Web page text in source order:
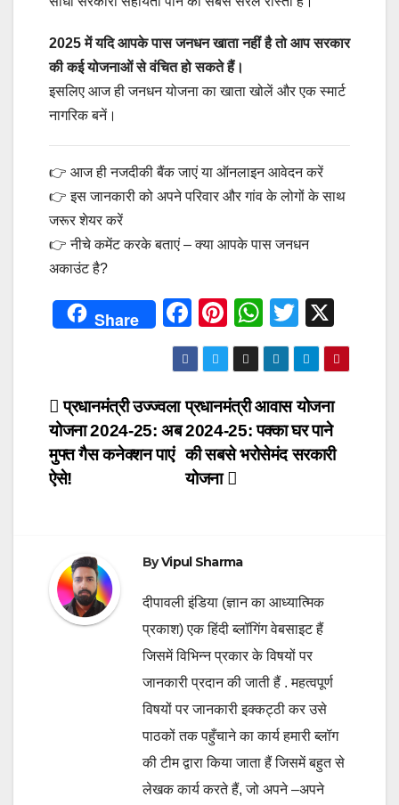
2025 में यदि आपके पास जनधन खाता नहीं है तो आप सरकार
की कई योजनाओं से वंचित हो सकते हैं।
इसलिए आज ही जनधन योजना का खाता खोलें और एक स्मार्ट
नागरिक बनें।
👉 आज ही नजदीकी बैंक जाएं या ऑनलाइन आवेदन करें
👉 इस जानकारी को अपने परिवार और गांव के लोगों के साथ
जरूर शेयर करें
👉 नीचे कमेंट करके बताएं – क्या आपके पास जनधन
अकाउंट है?
Share
F
a
c
e
b
o
o
Pi
nt
er
e
st
W
h
at
s
A
p
T
wi
tt
er
Post
navigation
प्रधानमंत्री आवास योजना
2024-25: पक्का घर पाने
की सबसे भरोसेमंद सरकारी
योजना
प्रधानमंत्री उज्ज्वला
योजना 2024-25: अब
मुफ्त गैस कनेक्शन पाएं
ऐसे!
ByVipul Sharma
दीपावली इंडिया (ज्ञान का आध्यात्मिक
प्रकाश) एक हिंदी ब्लॉगिंग वेबसाइट हैं
जिसमें विभिन्न प्रकार के विषयों पर
जानकारी प्रदान की जाती हैं . महत्वपूर्ण
विषयों पर जानकारी इक्कट्ठी कर उसे
पाठकों तक पहुँचाने का कार्य हमारी ब्लॉग
की टीम द्वारा किया जाता हैं जिसमें बहुत से
लेखक कार्य करते हैं, जो अपने –अपने